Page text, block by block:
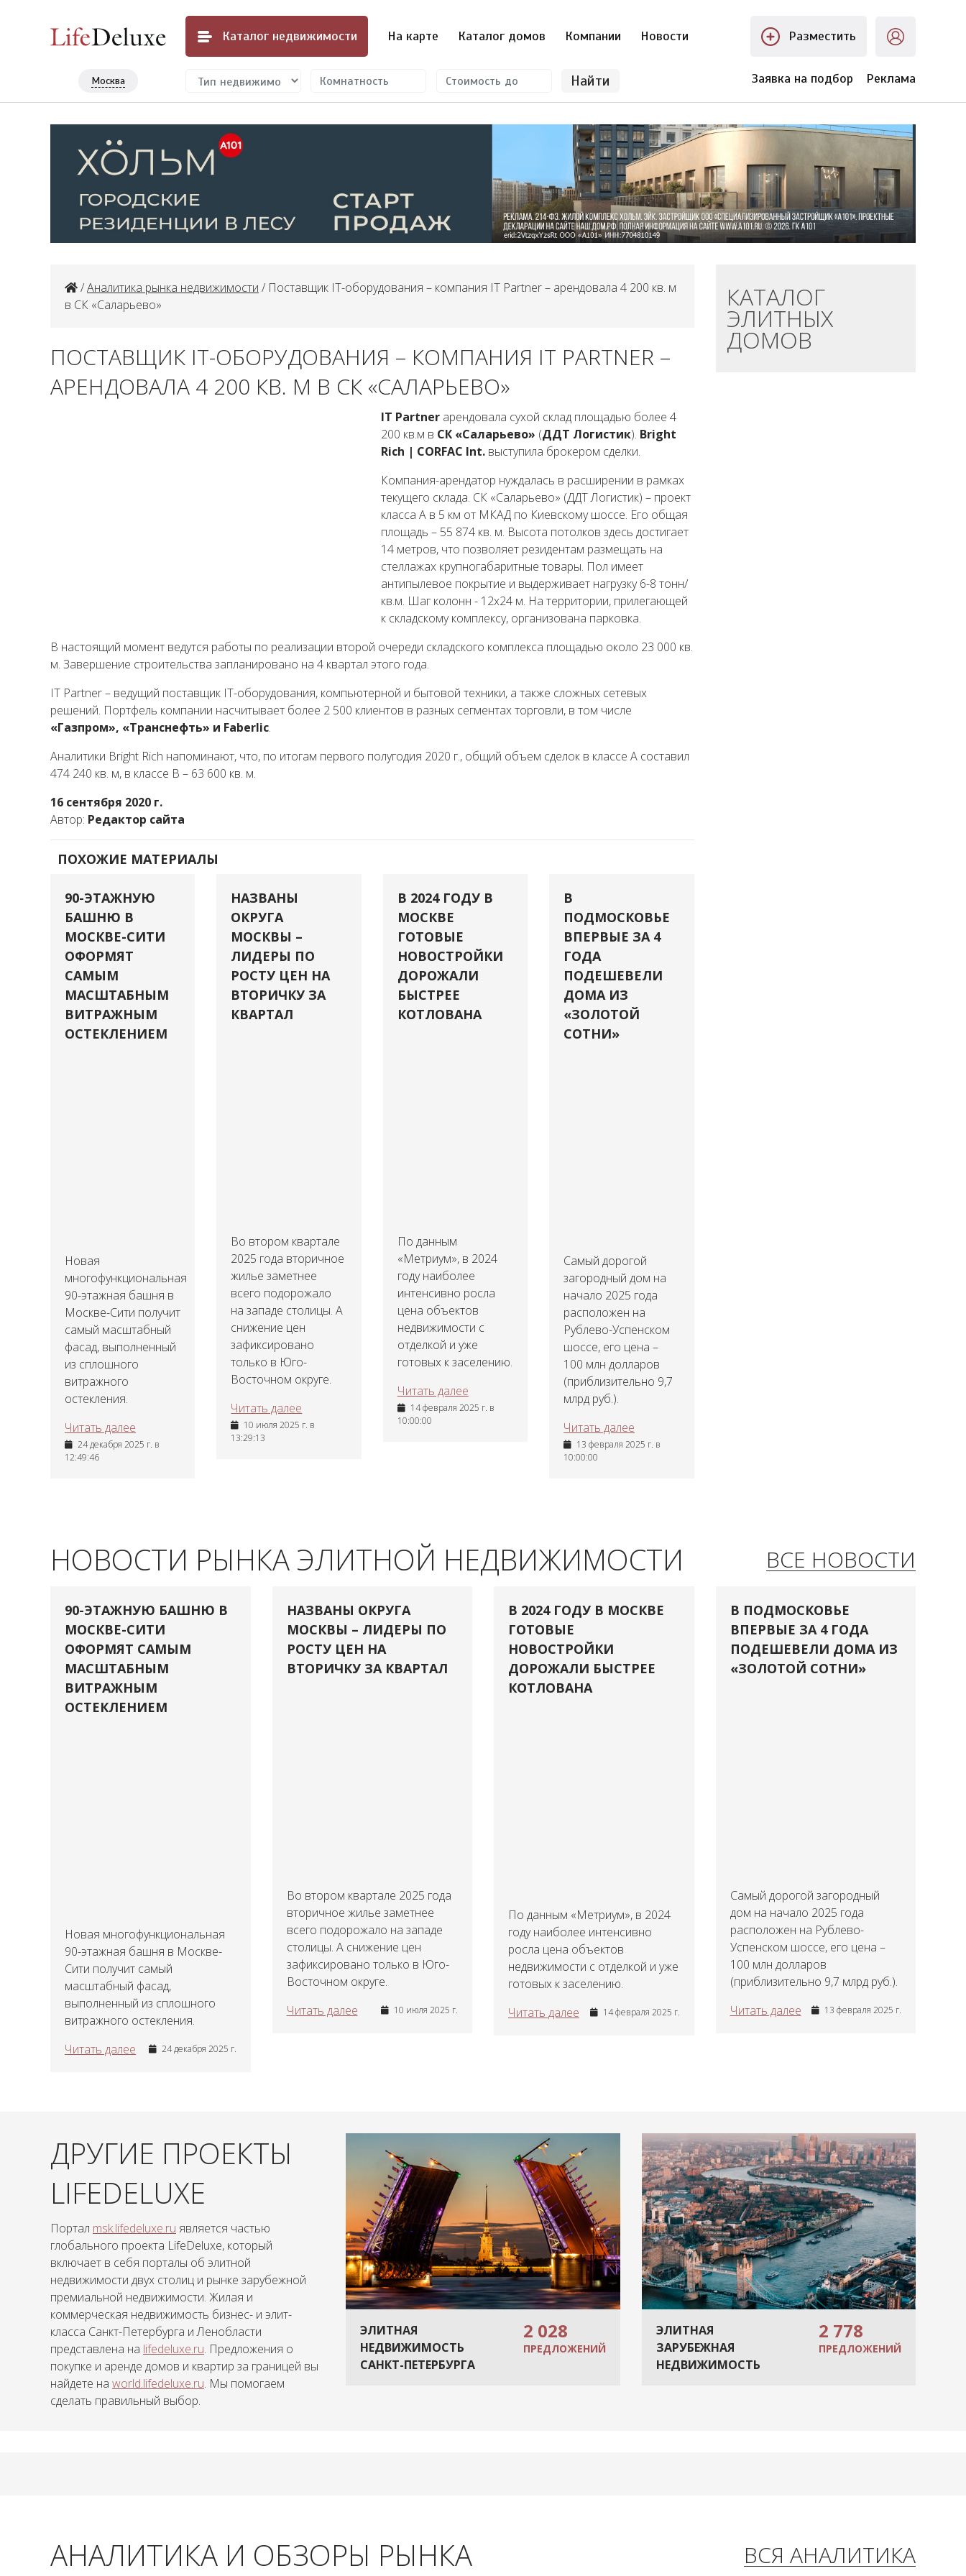
Каталог недвижимости На карте Каталог домов Компании Новости Разместить
Москва Найти Заявка на подбор Реклама
/Аналитика рынка недвижимости / Поставщик IT-оборудования – компания IT Partner – арендовала 4 200 кв. м
в СК «Саларьево»
ПОСТАВЩИК IT-ОБОРУДОВАНИЯ – КОМПАНИЯ IT PARTNER –
АРЕНДОВАЛА 4 200 КВ. М В СК «САЛАРЬЕВО»
IT Partner арендовала сухой склад площадью более 4
200 кв.м в СК «Саларьево» (ДДТ Логистик). Bright
Rich | CORFAC Int. выступила брокером сделки.
Компания-арендатор нуждалась в расширении в рамках
текущего склада. СК «Саларьево» (ДДТ Логистик) – проект
класса А в 5 км от МКАД по Киевскому шоссе. Его общая
площадь – 55 874 кв. м. Высота потолков здесь достигает
14 метров, что позволяет резидентам размещать на
стеллажах кр­упногабаритные товары. Пол имеет
антипылевое покрытие и выдерживает нагрузку 6-8 тонн/
кв.м. Шаг колонн - 12х24 м. На территории, прилегающей
к складскому комплексу, организована парковка.
В настоящий момент ведутся работы по реализации второй очереди складского комплекса площадью около 23 000 кв.
м. Завершение строительства запланировано на 4 квартал этого года.
IT Partner – ведущий поставщик IT-оборудования, компьютерной и бытовой техники, а также сложных сетевых
решений. Портфель компании насчитывает более 2 500 клиентов в разных сегментах торговли, в том числе
«Газпром», «Транснефть» и Faberlic.
Аналитики Bright Rich напоминают, что, по итогам первого полугодия 2020 г., общий объем сделок в классе А составил
474 240 кв. м, в классе В – 63 600 кв.­ м. ­­­­­­­­­­
16 сентября 2020 г.
Автор: Редактор сайта
ПОХОЖИЕ МАТЕРИАЛЫ
90-ЭТАЖНУЮ
БАШНЮ В
МОСКВЕ-СИТИ
ОФОРМЯТ
САМЫМ
МАСШТАБНЫМ
ВИТРАЖНЫМ
ОСТЕКЛЕНИЕМ
Новая
многофункциональная
90-этажная башня в
Москве-Сити получит
самый масштабный
фасад, выполненный
из сплошного
витражного
остекления.
Читать далее
24 декабря 2025 г. в
12:49:46
НАЗВАНЫ
ОКРУГА
МОСКВЫ –
ЛИДЕРЫ ПО
РОСТУ ЦЕН НА
ВТОРИЧКУ ЗА
КВАРТАЛ
Во втором квартале
2025 года вторичное
жилье заметнее
всего подорожало
на западе столицы. А
снижение цен
зафиксировано
только в Юго-
Восточном округе.
Читать далее
10 июля 2025 г. в
13:29:13
В 2024 ГОДУ В
МОСКВЕ
ГОТОВЫЕ
НОВОСТРОЙКИ
ДОРОЖАЛИ
БЫСТРЕЕ
КОТЛОВАНА
По данным
«Метриум», в 2024
году наиболее
интенсивно росла
цена объектов
недвижимости с
отделкой и уже
готовых к заселению.
Читать далее
14 февраля 2025 г. в
10:00:00
В
ПОДМОСКОВЬЕ
ВПЕРВЫЕ ЗА 4
ГОДА
ПОДЕШЕВЕЛИ
ДОМА ИЗ
«ЗОЛОТОЙ
СОТНИ»
Самый дорогой
загородный дом на
начало 2025 года
расположен на
Рублево-Успенском
шоссе, его цена –
100 млн долларов
(приблизительно 9,7
млрд руб.).
Читать далее
13 февраля 2025 г. в
10:00:00
КАТАЛОГ
ЭЛИТНЫХ
ДОМОВ
ВСЕ НОВОСТИ
НОВОСТИ РЫНКА ЭЛИТНОЙ НЕДВИЖИМОСТИ
90-ЭТАЖНУЮ БАШНЮ В
МОСКВЕ-СИТИ
ОФОРМЯТ САМЫМ
МАСШТАБНЫМ
ВИТРАЖНЫМ
ОСТЕКЛЕНИЕМ
Новая многофункциональная
90-этажная башня в Москве-
Сити получит самый
масштабный фасад,
выполненный из сплошного
витражного остекления.
Читать далее
24 декабря 2025 г.
НАЗВАНЫ ОКРУГА
МОСКВЫ – ЛИДЕРЫ ПО
РОСТУ ЦЕН НА
ВТОРИЧКУ ЗА КВАРТАЛ
Во втором квартале 2025 года
вторичное жилье заметнее
всего подорожало на западе
столицы. А снижение цен
зафиксировано только в Юго-
Восточном округе.
Читать далее
10 июля 2025 г.
В 2024 ГОДУ В МОСКВЕ
ГОТОВЫЕ
НОВОСТРОЙКИ
ДОРОЖАЛИ БЫСТРЕЕ
КОТЛОВАНА
По данным «Метриум», в 2024
году наиболее интенсивно
росла цена объектов
недвижимости с отделкой и уже
готовых к заселению.
Читать далее
14 февраля 2025 г.
В ПОДМОСКОВЬЕ
ВПЕРВЫЕ ЗА 4 ГОДА
ПОДЕШЕВЕЛИ ДОМА ИЗ
«ЗОЛОТОЙ СОТНИ»
Самый дорогой загородный
дом на начало 2025 года
расположен на Рублево-
Успенском шоссе, его цена –
100 млн долларов
(приблизительно 9,7 млрд руб.).
Читать далее
13 февраля 2025 г.
ДРУГИЕ ПРОЕКТЫ
LIFEDELUXE
Портал msk.lifedeluxe.ru является частью
глобального проекта LifeDeluxe, который
включает в себя порталы об элитной
недвижимости двух столиц и рынке зарубежной
премиальной недвижимости. Жилая и
коммерческая недвижимость бизнес- и элит-
класса Санкт-Петербурга и Ленобласти
представлена на lifedeluxe.ru. Предложения о
покупке и аренде домов и квартир за границей вы
найдете на world.lifedeluxe.ru. Мы помогаем
сделать правильный выбор.
ЭЛИТНАЯ
НЕДВИЖИМОСТЬ
САНКТ-ПЕТЕРБУРГА
2 028
ПРЕДЛОЖЕНИЙ
ЭЛИТНАЯ
ЗАРУБЕЖНАЯ
НЕДВИЖИМОСТЬ
2 778
ПРЕДЛОЖЕНИЙ
ВСЯ АНАЛИТИКА
АНАЛИТИКА И ОБЗОРЫ РЫНКА